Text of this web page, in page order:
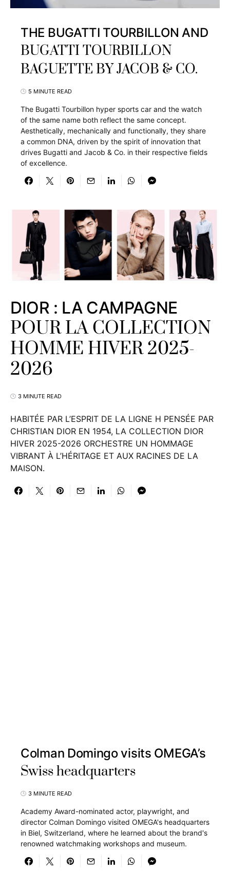
THE BUGATTI TOURBILLON AND
BUGATTI TOURBILLON
BAGUETTE BY JACOB & CO.
5 MINUTE READ
The Bugatti Tourbillon hyper sports car and the watch
of the same name both reflect the same concept.
Aesthetically, mechanically and functionally, they share
a common DNA, driven by the spirit of innovation that
drives Bugatti and Jacob & Co. in their respective fields
of excellence.
DIOR : LA CAMPAGNE
POUR LA COLLECTION
HOMME HIVER 2025-
2026
3 MINUTE READ
HABITÉE PAR L’ESPRIT DE LA LIGNE H PENSÉE PAR
CHRISTIAN DIOR EN 1954, LA COLLECTION DIOR
HIVER 2025-2026 ORCHESTRE UN HOMMAGE
VIBRANT À L’HÉRITAGE ET AUX RACINES DE LA
MAISON.
Colman Domingo visits OMEGA’s
Swiss headquarters
3 MINUTE READ
Academy Award-nominated actor, playwright, and
director Colman Domingo visited OMEGA's headquarters
in Biel, Switzerland, where he learned about the brand's
renowned watchmaking workshops and museum.